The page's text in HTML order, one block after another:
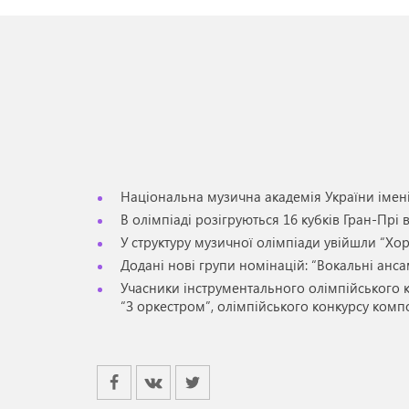
Національна музична академія України
В олімпіаді розігруються 16 кубків Гран-Прі
У структуру музичної олімпіади увійшли
Додані нові групи номінацій: “Вокальні
Учасники інструментального олімпійського
“З оркестром”, олімпійського конкурсу